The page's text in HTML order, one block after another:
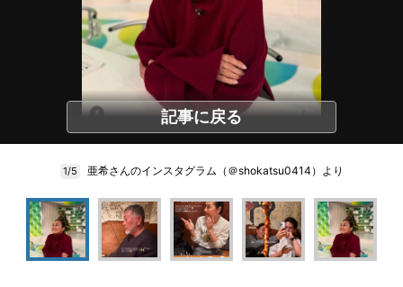
記事に戻る
1/5 亜希さんのインスタグラム（＠shokatsu0414）より